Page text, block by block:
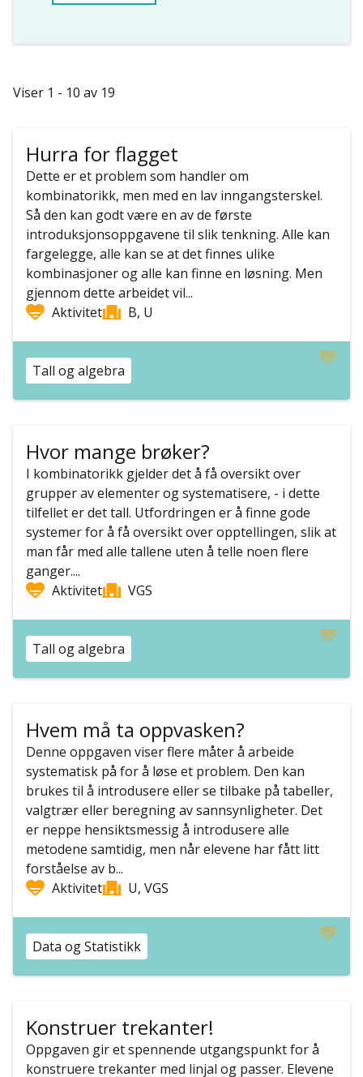
Viser 1 - 10 av 19
Hurra for flagget
Dette er et problem som handler om
kombinatorikk, men med en lav inngangsterskel.
Så den kan godt være en av de første
introduksjonsoppgavene til slik tenkning. Alle kan
fargelegge, alle kan se at det finnes ulike
kombinasjoner og alle kan finne en løsning. Men
gjennom dette arbeidet vil...
Aktivitet
B, U
Tall og algebra
Hvor mange brøker?
I kombinatorikk gjelder det å få oversikt over
grupper av elementer og systematisere, - i dette
tilfellet er det tall. Utfordringen er å finne gode
systemer for å få oversikt over opptellingen, slik at
man får med alle tallene uten å telle noen flere
ganger....
Aktivitet
VGS
Tall og algebra
Hvem må ta oppvasken?
Denne oppgaven viser flere måter å arbeide
systematisk på for å løse et problem. Den kan
brukes til å introdusere eller se tilbake på tabeller,
valgtrær eller beregning av sannsynligheter. Det
er neppe hensiktsmessig å introdusere alle
metodene samtidig, men når elevene har fått litt
forståelse av b...
Aktivitet
U, VGS
Data og Statistikk
Konstruer trekanter!
Oppgaven gir et spennende utgangspunkt for å
konstruere trekanter med linjal og passer. Elevene